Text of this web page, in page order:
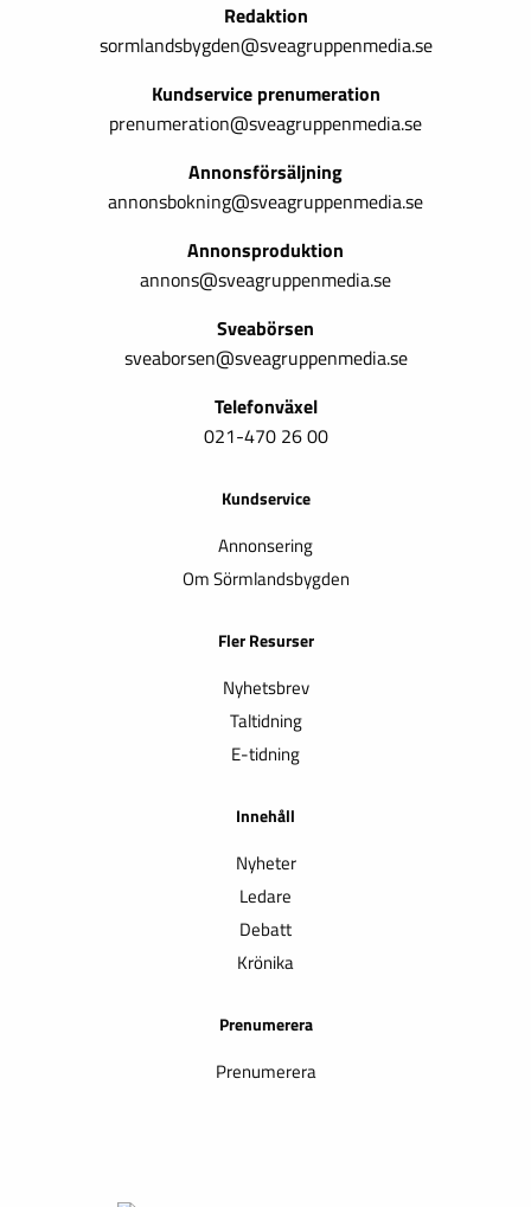
Redaktion
sormlandsbygden@sveagruppenmedia.se
Kundservice prenumeration
prenumeration@sveagruppenmedia.se
Annonsförsäljning
annonsbokning@sveagruppenmedia.se
Annonsproduktion
annons@sveagruppenmedia.se
Sveabörsen
sveaborsen@sveagruppenmedia.se
Telefonväxel
021-470 26 00
Kundservice
Annonsering
Om Sörmlandsbygden
Fler Resurser
Nyhetsbrev
Taltidning
E-tidning
Innehåll
Nyheter
Ledare
Debatt
Krönika
Prenumerera
Prenumerera